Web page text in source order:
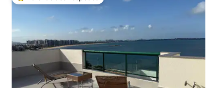
Entre os melhores preferidos dos hóspedes